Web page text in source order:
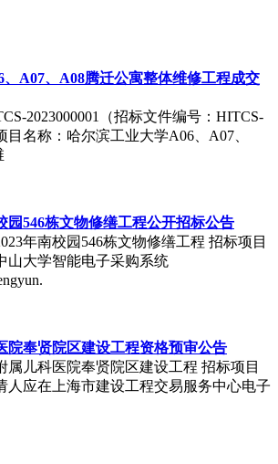
A07、A08腾迁公寓整体维修工程成交
2023000001（招标文件编号：HITCS-
目名称：哈尔滨工业大学A06、A07、
园546栋文物修缮工程公开招标公告
年南校园546栋文物修缮工程 招标项目
山大学智能电子采购系统
院奉贤院区建设工程资格预审公告
属儿科医院奉贤院区建设工程 招标项目
人应在上海市建设工程交易服务中心电子